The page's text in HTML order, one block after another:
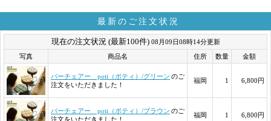
最新のご注文状況